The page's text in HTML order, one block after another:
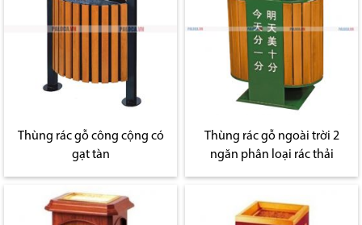
Thùng rác gỗ công cộng có
gạt tàn
Thùng rác gỗ ngoài trời 2
ngăn phân loại rác thải